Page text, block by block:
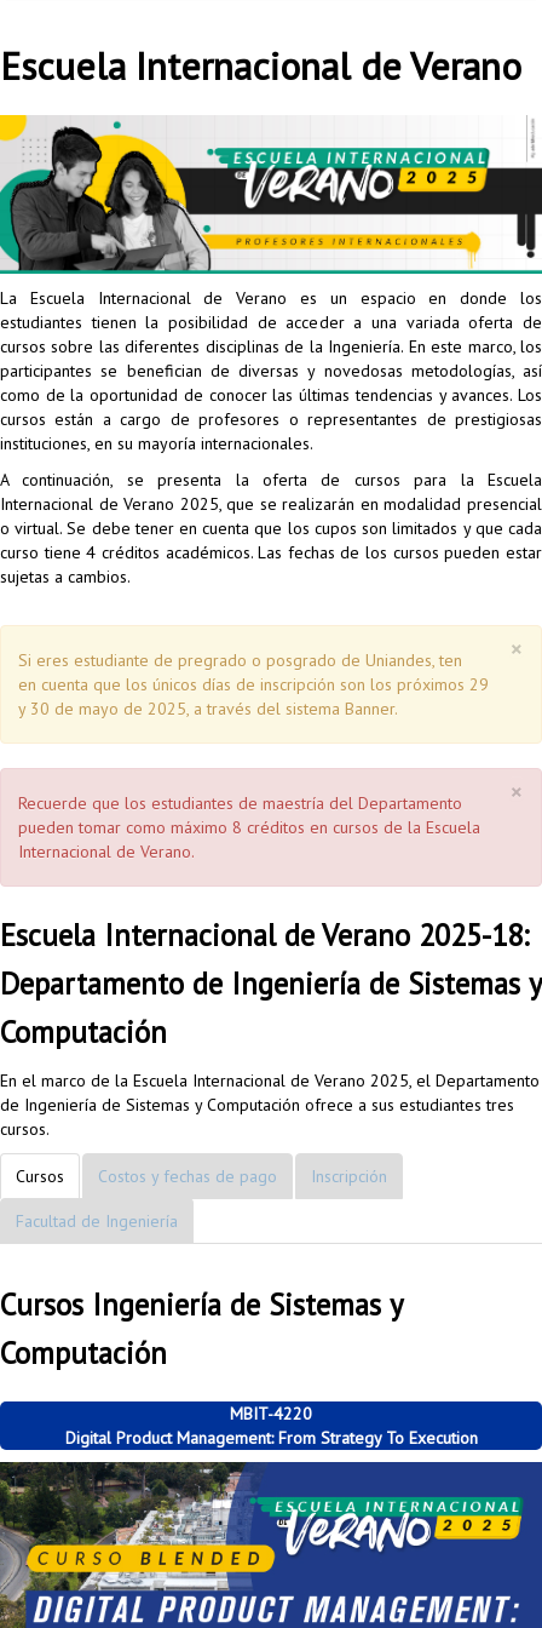
Escuela Internacional de Verano
La Escuela Internacional de Verano es un espacio en donde los
estudiantes tienen la posibilidad de acceder a una variada oferta de
cursos sobre las diferentes disciplinas de la Ingeniería. En este marco, los
participantes se benefician de diversas y novedosas metodologías, así
como de la oportunidad de conocer las últimas tendencias y avances. Los
cursos están a cargo de profesores o representantes de prestigiosas
instituciones, en su mayoría internacionales.
A continuación, se presenta la oferta de cursos para la Escuela
Internacional de Verano 2025, que se realizarán en modalidad presencial
o virtual. Se debe tener en cuenta que los cupos son limitados y que cada
curso tiene 4 créditos académicos. Las fechas de los cursos pueden estar
sujetas a cambios.
×
Si eres estudiante de pregrado o posgrado de Uniandes, ten
en cuenta que los únicos días de inscripción son los próximos 29
y 30 de mayo de 2025, a través del sistema Banner.
×
Recuerde que los estudiantes de maestría del Departamento
pueden tomar como máximo 8 créditos en cursos de la Escuela
Internacional de Verano.
Escuela Internacional de Verano 2025-18:
Departamento de Ingeniería de Sistemas y
Computación
En el marco de la Escuela Internacional de Verano 2025, el Departamento
de Ingeniería de Sistemas y Computación ofrece a sus estudiantes tres
cursos.
Cursos Costos y fechas de pago Inscripción
Facultad de Ingeniería
Cursos Ingeniería de Sistemas y
Computación
MBIT-4220
Digital Product Management: From Strategy To Execution
Reingreso
Reintegro
Retiro voluntario
Transferencia
Tarifas
Grado